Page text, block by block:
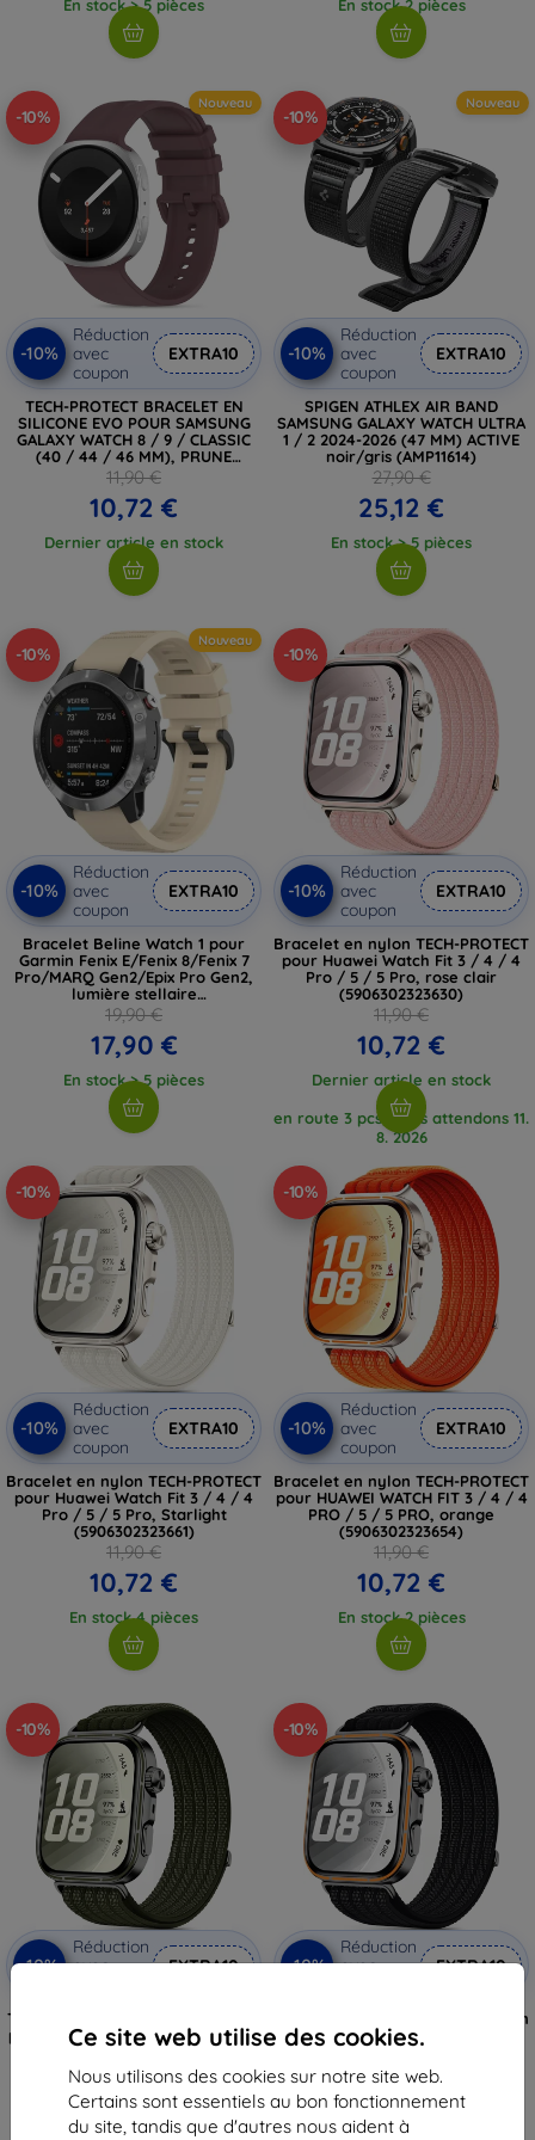
Ce site web utilise des cookies.
Nous utilisons des cookies sur notre site web.
Certains sont essentiels au bon fonctionnement
du site, tandis que d'autres nous aident à
En stock > 5 pièces En stock 2 pièces
-10%
Nouveau
-10%
Réduction
avec
coupon
EXTRA10
TECH-PROTECT BRACELET EN
SILICONE EVO POUR SAMSUNG
GALAXY WATCH 8 / 9 / CLASSIC
(40 / 44 / 46 MM), PRUNE
VELOURS (5906302325641)
11,90 €
10,72 €
Dernier article en stock
-10%
Nouveau
-10%
Réduction
avec
coupon
EXTRA10
SPIGEN ATHLEX AIR BAND
SAMSUNG GALAXY WATCH ULTRA
1 / 2 2024-2026 (47 MM) ACTIVE
noir/gris (AMP11614)
27,90 €
25,12 €
En stock > 5 pièces
-10%
Nouveau
-10%
Réduction
avec
coupon
EXTRA10
Bracelet Beline Watch 1 pour
Garmin Fenix E/Fenix 8/Fenix 7
Pro/MARQ Gen2/Epix Pro Gen2,
lumière stellaire
(05908047991242)
19,90 €
17,90 €
En stock > 5 pièces
-10%
-10%
Réduction
avec
coupon
EXTRA10
Bracelet en nylon TECH-PROTECT
pour Huawei Watch Fit 3 / 4 / 4
Pro / 5 / 5 Pro, rose clair
(5906302323630)
11,90 €
10,72 €
Dernier article en stock
en route 3 pcs, nous attendons 11.
8. 2026
-10%
-10%
Réduction
avec
coupon
EXTRA10
Bracelet en nylon TECH-PROTECT
pour Huawei Watch Fit 3 / 4 / 4
Pro / 5 / 5 Pro, Starlight
(5906302323661)
11,90 €
10,72 €
En stock 4 pièces
-10%
-10%
Réduction
avec
coupon
EXTRA10
Bracelet en nylon TECH-PROTECT
pour HUAWEI WATCH FIT 3 / 4 / 4
PRO / 5 / 5 PRO, orange
(5906302323654)
11,90 €
10,72 €
En stock 2 pièces
-10%
-10%
Réduction
avec
EXTRA10
TECH-PROTECT bracelet en nylon
pour HUAWEI WATCH FIT 3 / 4 / 4
PRO / 5 / 5 PRO, vert militaire
(5906302323647)
11,90 €
10,72 €
-10%
-10%
Réduction
avec
EXTRA10
Bracelet TECH-PROTECT en nylon
pour Huawei Watch Fit 3 / 4 / 4
Pro / 5 / 5 Pro, noir
(5906302323586)
11,90 €
10,72 €